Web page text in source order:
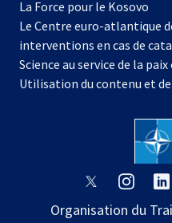
La Force pour le Kosovo
un
Le Centre euro-atlantique
interventions en cas de
Science au service de la
Utilisation du contenu et
s’ouvre
un
un
Organisation du